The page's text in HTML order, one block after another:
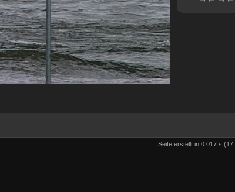
Seite erstellt in 0.017 s